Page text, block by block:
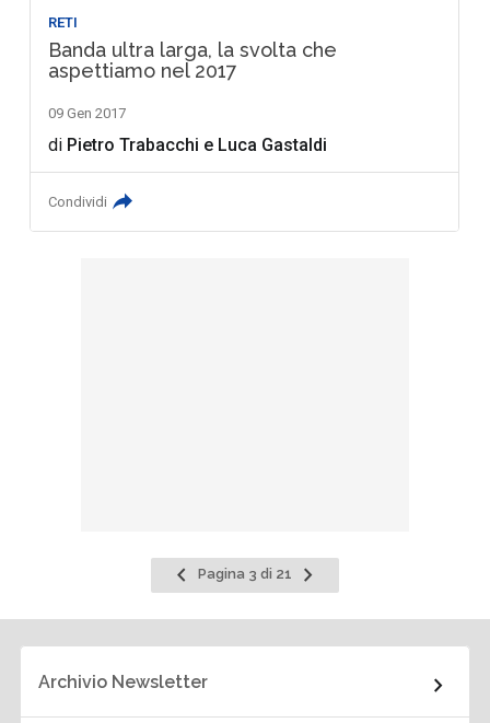
RETI
Banda ultra larga, la svolta che
aspettiamo nel 2017
09 Gen 2017
di Pietro Trabacchi e Luca Gastaldi
Condividi
Pagina
precedente
Pagina 3 di 21
Pagina
successiva
Archivio Newsletter